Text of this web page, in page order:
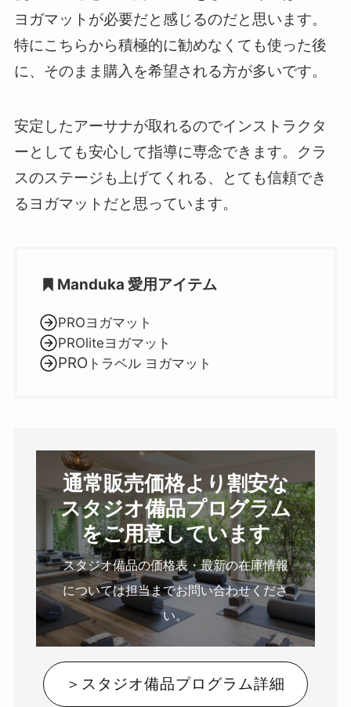
ヨガマットが必要だと感じるのだと思います。
特にこちらから積極的に勧めなくても使った後
に、そのまま購入を希望される方が多いです。
安定したアーサナが取れるのでインストラクタ
ーとしても安心して指導に専念できます。クラ
スのステージも上げてくれる、とても信頼でき
るヨガマットだと思っています。
Manduka 愛用アイテム
PROヨガマット
PROliteヨガマット
PROトラベル ヨガマット
通常販売価格より割安な
スタジオ備品プログラム
をご用意しています
スタジオ備品の価格表・最新の在庫情報
については担当までお問い合わせくださ
い。
＞スタジオ備品プログラム詳細